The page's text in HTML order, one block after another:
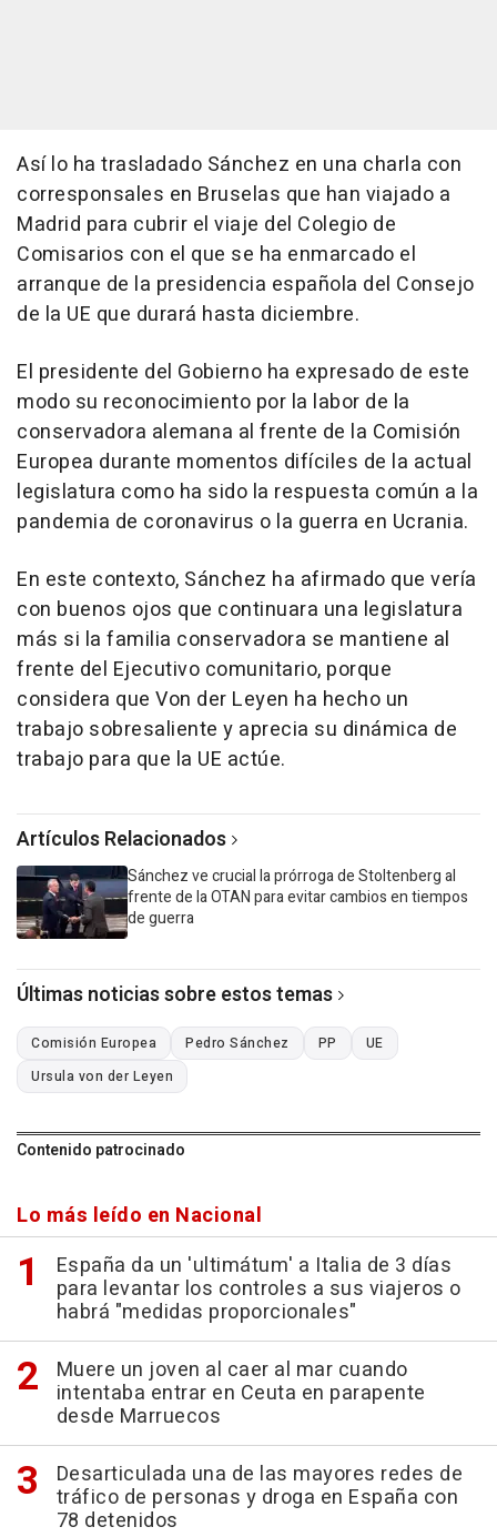
Así lo ha trasladado Sánchez en una charla con
corresponsales en Bruselas que han viajado a
Madrid para cubrir el viaje del Colegio de
Comisarios con el que se ha enmarcado el
arranque de la presidencia española del Consejo
de la UE que durará hasta diciembre.
El presidente del Gobierno ha expresado de este
modo su reconocimiento por la labor de la
conservadora alemana al frente de la Comisión
Europea durante momentos difíciles de la actual
legislatura como ha sido la respuesta común a la
pandemia de coronavirus o la guerra en Ucrania.
En este contexto, Sánchez ha afirmado que vería
con buenos ojos que continuara una legislatura
más si la familia conservadora se mantiene al
frente del Ejecutivo comunitario, porque
considera que Von der Leyen ha hecho un
trabajo sobresaliente y aprecia su dinámica de
trabajo para que la UE actúe.
Artículos Relacionados
Sánchez ve crucial la prórroga de Stoltenberg al
frente de la OTAN para evitar cambios en tiempos
de guerra
Últimas noticias sobre estos temas
Comisión Europea Pedro Sánchez PP
UE
Ursula von der Leyen
Contenido patrocinado
Lo más leído en Nacional
España da un 'ultimátum' a Italia de 3 días
para levantar los controles a sus viajeros o
habrá "medidas proporcionales"
Muere un joven al caer al mar cuando
intentaba entrar en Ceuta en parapente
desde Marruecos
Desarticulada una de las mayores redes de
tráfico de personas y droga en España con
78 detenidos